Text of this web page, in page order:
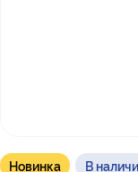
Новинка В